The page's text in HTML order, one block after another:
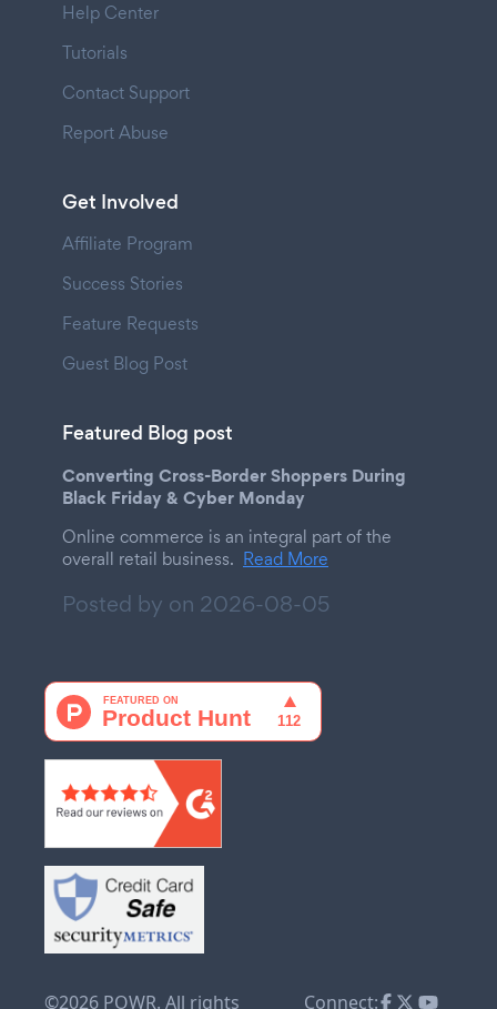
Help Center
Tutorials
Contact Support
Report Abuse
Get Involved
Affiliate Program
Success Stories
Feature Requests
Guest Blog Post
Featured Blog post
Converting Cross-Border Shoppers During
Black Friday & Cyber Monday
Online commerce is an integral part of the
overall retail business. Read More
Posted by on 2026-08-05
©2026 POWR. All rights Connect: